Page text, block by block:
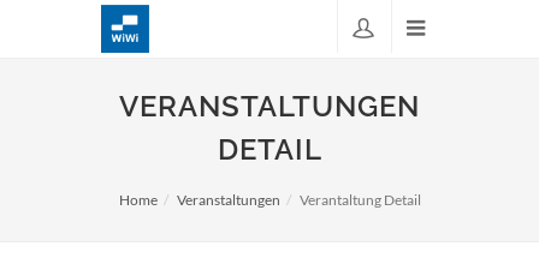
VERANSTALTUNGEN
DETAIL
Home Veranstaltungen Verantaltung Detail